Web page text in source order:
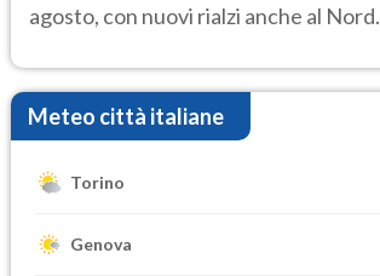
agosto, con nuovi rialzi anche al Nord.
Meteo città italiane
Torino
Genova